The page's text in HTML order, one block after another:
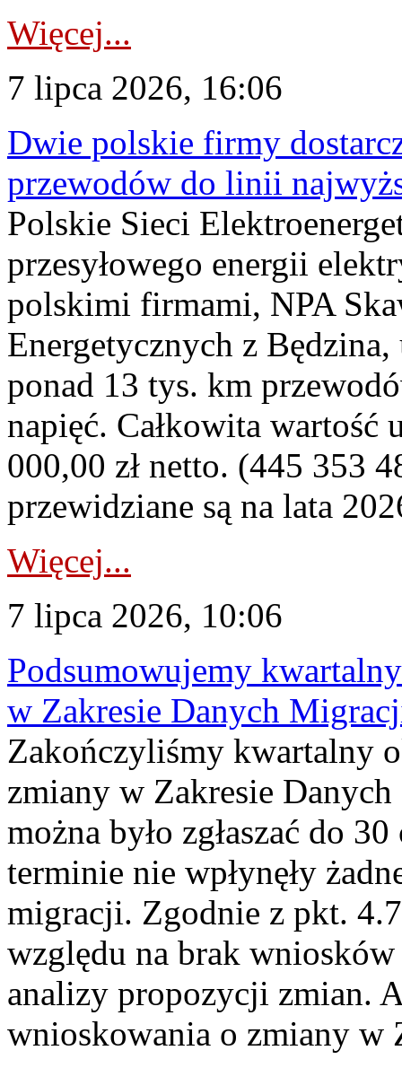
Więcej...
7 lipca 2026, 16:06
Dwie polskie firmy
przewodów do linii
Polskie Sieci
przesyłowego energii
polskimi firmami, NPA
Energetycznych z
ponad 13 tys. km
napięć. Całkowita
000,00 zł netto. (445 353
przewidziane są na lata
Więcej...
7 lipca 2026, 10:06
Podsumowujemy
w Zakresie Danych
Zakończyliśmy kwartalny
zmiany w Zakresie
można było zgłaszać do
terminie nie wpłynęły
migracji. Zgodnie z pkt.
względu na brak
analizy propozycji zmian.
wnioskowania o zmiany w